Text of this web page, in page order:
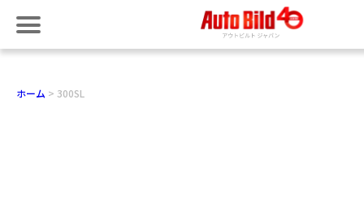
ホーム 300SL